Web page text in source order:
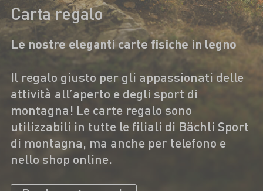
Carta regalo
Le nostre eleganti carte fisiche in legno
Il regalo giusto per gli appassionati delle
attività all’aperto e degli sport di
montagna! Le carte regalo sono
utilizzabili in tutte le filiali di Bächli Sport
di montagna, ma anche per telefono e
nello shop online.